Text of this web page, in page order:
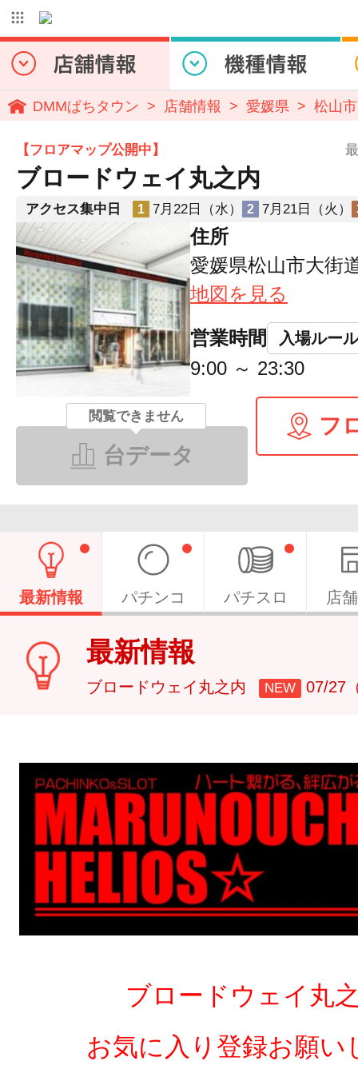
DMMぱちタウン 店舗情報 愛媛県 松山市
【フロアマップ公開中】
ブロードウェイ丸之内
アクセス集中日 1 7月22日（水） 2 7月21日（火）
住所
愛媛県松山市大街
地図を見る
営業時間 入場ルール
9:00 ～ 23:30
閲覧できません
台データ
フ
最新情報 パチンコ パチスロ 店
最新情報
ブロードウェイ丸之内 NEW 07/27
ブロードウェイ丸
お気に入り登録お願い